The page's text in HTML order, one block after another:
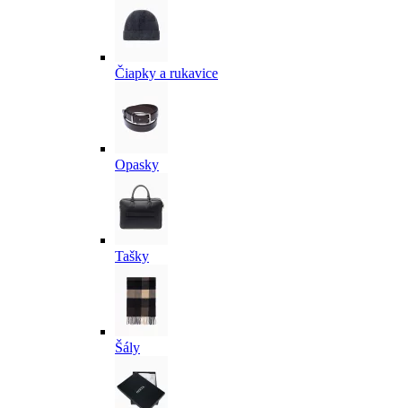
Čiapky a rukavice
Opasky
Tašky
Šály